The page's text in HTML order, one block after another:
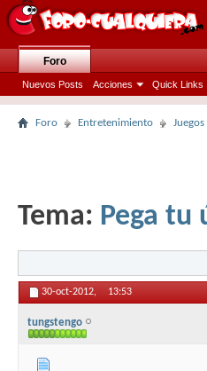
Foro
Nuevos Posts Acciones Quick Links
Foro Entretenimiento Juegos
Tema: Pega tu
30-oct-2012, 13:53
tungstengo